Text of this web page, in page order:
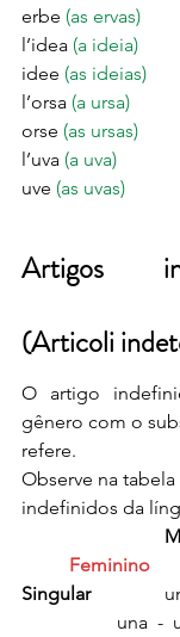
erbe (as ervas)
l’idea (a ideia)
idee (as ideias)
l’orsa (a ursa)
orse (as ursas)
l’uva (a uva)
uve (as uvas)
Artigos
(Articoli
O artigo
gênero com o
refere.
Observe na
indefinidos da
Feminino
Singular
		un -  uno
una  -